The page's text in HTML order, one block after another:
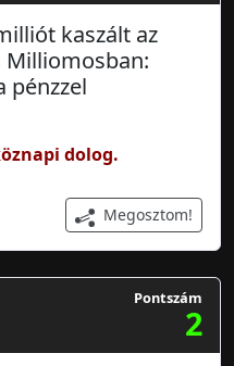
kaszált az
Milliomosban:
pénzzel
dolog.
Megosztom!
Pontszám
2